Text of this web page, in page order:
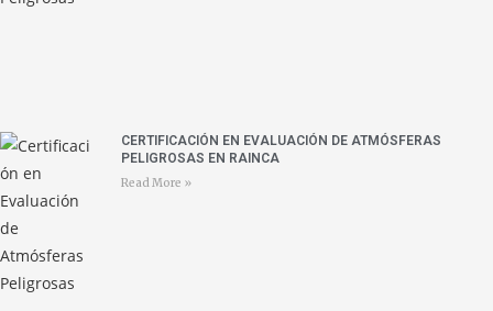
CERTIFICACIÓN EN EVALUACIÓN DE ATMÓSFERAS
PELIGROSAS EN RAINCA
Read More »